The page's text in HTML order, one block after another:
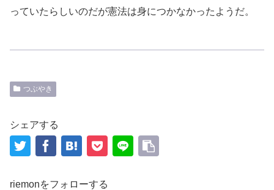
っていたらしいのだが憲法は身につかなかったようだ。
つぶやき
シェアする
riemonをフォローする